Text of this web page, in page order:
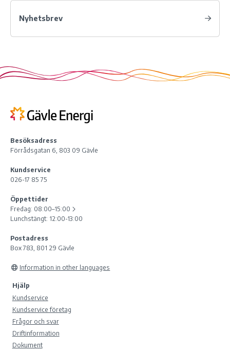
Nyhetsbrev
Besöksadress
Förrådsgatan 6, 803 09 Gävle
Kundservice
026-17 85 75
Öppettider
Fredag: 08:00–15:00
Lunchstängt: 12:00-13:00
Postadress
Box 783, 801 29 Gävle
Information in other languages
Hjälp
Kundservice
Kundservice företag
Frågor och svar
Driftinformation
Dokument